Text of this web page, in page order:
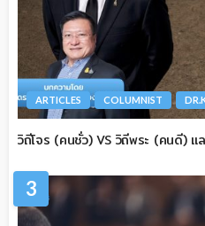
ARTICLES COLUMNIST
วิถีโจร (คนชั่ว) VS วิถีพระ (คนดี) แ
3